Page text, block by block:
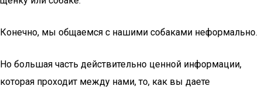
Конечно, мы общаемся с нашими собаками неформально.
Но большая часть действительно ценной информации,
которая проходит между нами, то, как вы даете